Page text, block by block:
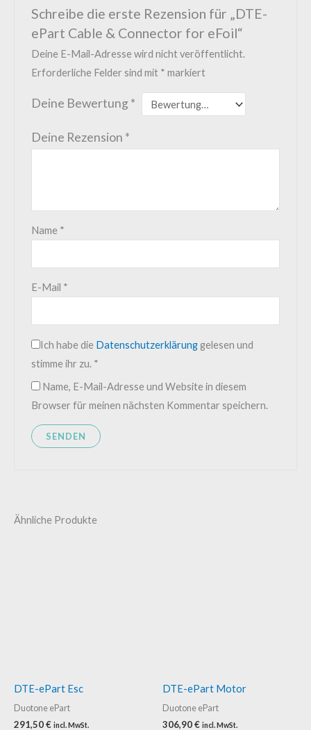
Schreibe die erste Rezension für „DTE-
ePart Cable & Connector for eFoil“
Deine E-Mail-Adresse wird nicht veröffentlicht.
Erforderliche Felder sind mit * markiert
Deine Bewertung *
Deine Rezension *
Name *
E-Mail *
Ich habe die Datenschutzerklärunggelesen und
stimme ihr zu. *
Name, E-Mail-Adresse und Website in diesem
Browser für meinen nächsten Kommentar speichern.
Ähnliche Produkte
DTE-ePart Esc
Duotone ePart
291,50€ incl. MwSt.
DTE-ePart Motor
Duotone ePart
306,90€ incl. MwSt.